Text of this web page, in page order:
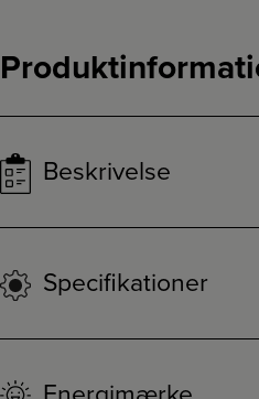
Beskrivelse
Specifikationer